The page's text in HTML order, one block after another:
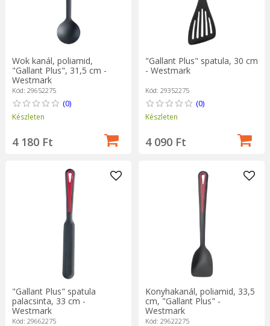
Wok kanál, poliamid,
"Gallant Plus", 31,5 cm -
Westmark
Kód: 29652275
(0)
Készleten
4 180 Ft
"Gallant Plus" spatula, 30 cm
- Westmark
Kód: 29352275
(0)
Készleten
4 090 Ft
"Gallant Plus" spatula
palacsinta, 33 cm -
Westmark
Kód: 29662275
Konyhakanál, poliamid, 33,5
cm, "Gallant Plus" -
Westmark
Kód: 29622275